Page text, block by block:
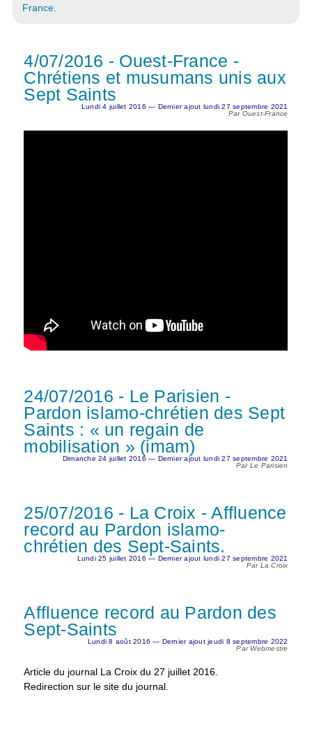
France.
4/07/2016 - Ouest-France -
Chrétiens et musumans unis aux
Sept Saints
Lundi 4 juillet 2016 — Dernier ajout lundi 27 septembre 2021
Par Ouest-France
24/07/2016 - Le Parisien -
Pardon islamo-chrétien des Sept
Saints : « un regain de
mobilisation » (imam)
Dimanche 24 juillet 2016 — Dernier ajout lundi 27 septembre 2021
Par Le Parisien
25/07/2016 - La Croix - Affluence
record au Pardon islamo-
chrétien des Sept-Saints.
Lundi 25 juillet 2016 — Dernier ajout lundi 27 septembre 2021
Par La Croix
Affluence record au Pardon des
Sept-Saints
Lundi 8 août 2016 — Dernier ajout jeudi 8 septembre 2022
Par Webmestre
Article du journal La Croix du 27 juillet 2016.
Redirection sur le site du journal.